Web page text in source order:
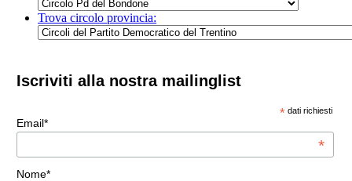
Trova circolo provincia:
Iscriviti alla nostra mailinglist
* dati richiesti
Email*
*
Nome*